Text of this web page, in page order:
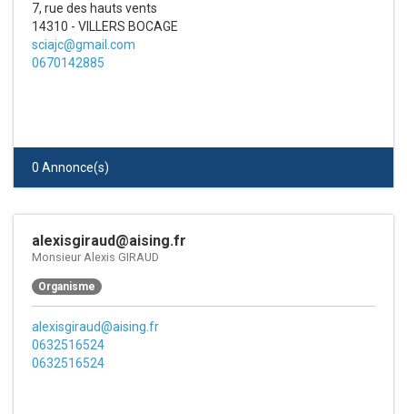
7, rue des hauts vents
14310 - VILLERS BOCAGE
sciajc@gmail.com
0670142885
0 Annonce(s)
alexisgiraud@aising.fr
Monsieur Alexis GIRAUD
Organisme
alexisgiraud@aising.fr
0632516524
0632516524